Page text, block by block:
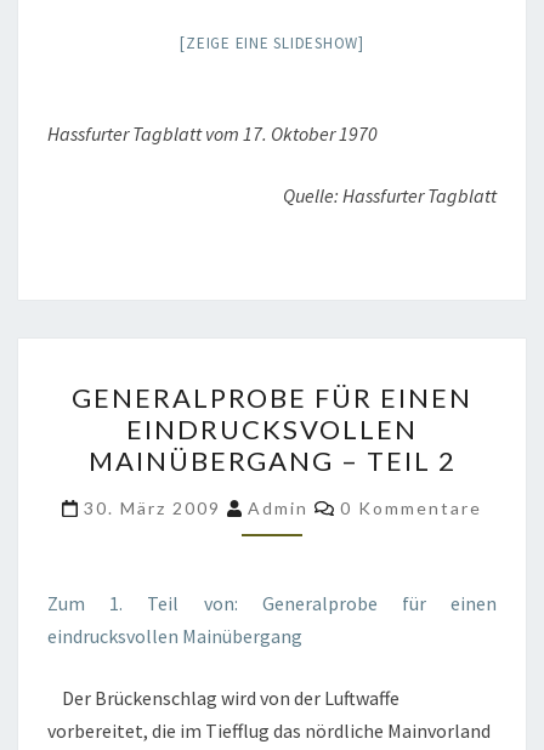
[ZEIGE EINE SLIDESHOW]
Hassfurter Tagblatt vom 17. Oktober 1970
Quelle: Hassfurter Tagblatt
FÜR
EINEN
EINDRUCKSVOLLEN
MAINÜBERGANG
–
2
GENERALPROBE FÜR EINEN
EINDRUCKSVOLLEN
MAINÜBERGANG – TEIL 2
30. März 2009 Admin Kommentare
0 Kommentare
Zum 1. Teil von: Generalprobe für einen
eindrucksvollen Mainübergang
Der Brückenschlag wird von der Luftwaffe
vorbereitet, die im Tiefflug das nördliche Mainvorland